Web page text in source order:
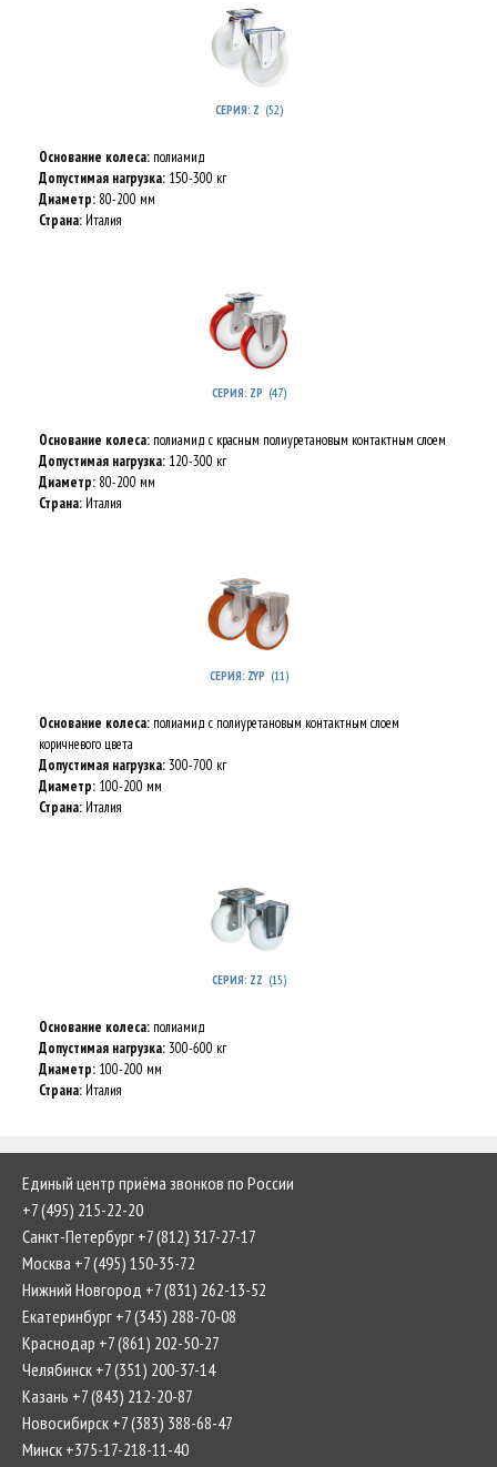
СЕРИЯ: Z (52)
Основание колеса: полиамид
Допустимая нагрузка: 150-300 кг
Диаметр: 80-200 мм
Страна: Италия
СЕРИЯ: ZP (47)
Основание колеса: полиамид c красным полиуретановым контактным слоем
Допустимая нагрузка: 120-300 кг
Диаметр: 80-200 мм
Страна: Италия
СЕРИЯ: ZYP (11)
Основание колеса: полиамид с полиуретановым контактным слоем
коричневого цвета
Допустимая нагрузка:300-700 кг
Диаметр: 100-200 мм
Страна: Италия
СЕРИЯ: ZZ (15)
Основание колеса: полиамид
Допустимая нагрузка:300-600 кг
Диаметр: 100-200 мм
Страна: Италия
Единый центр приёма звонков по России
+7 (495) 215-22-20
Санкт-Петербург +7 (812) 317-27-17
Москва +7 (495) 150-35-72
Нижний Новгород +7 (831) 262-13-52
Екатеринбург +7 (343) 288-70-08
Краснодар +7 (861) 202-50-27
Челябинск +7 (351) 200-37-14
Казань +7 (843) 212-20-87
Новосибирск +7 (383) 388-68-47
Минск +375-17-218-11-40